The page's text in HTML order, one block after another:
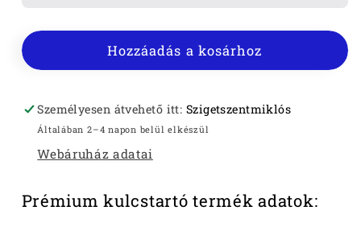
mennyiségének
csökkentése
mennyiségének
növelése
Hozzáadás a kosárhoz
Személyesen átvehető itt: Szigetszentmiklós
Általában 2–4 napon belül elkészül
Webáruház adatai
Prémium kulcstartó termék adatok: